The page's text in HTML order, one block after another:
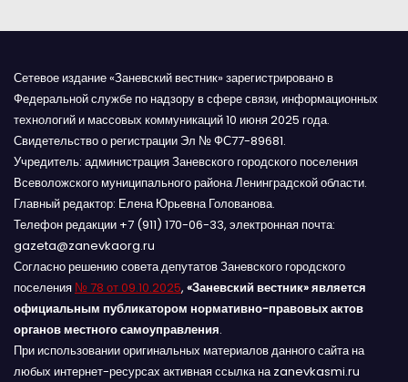
Сетевое издание «Заневский вестник» зарегистрировано в
Федеральной службе по надзору в сфере связи, информационных
технологий и массовых коммуникаций 10 июня 2025 года.
Свидетельство о регистрации Эл № ФС77-89681.
Учредитель: администрация Заневского городского поселения
Всеволожского муниципального района Ленинградской области.
Главный редактор: Елена Юрьевна Голованова.
Телефон редакции +7 (911) 170-06-33, электронная почта:
gazeta@zanevkaorg.ru
Согласно решению совета депутатов Заневского городского
поселения № 78 от 09.10.2025, «Заневский вестник» является
официальным публикатором нормативно-правовых актов
органов местного самоуправления.
При использовании оригинальных материалов данного сайта на
любых интернет-ресурсах активная ссылка на zanevkasmi.ru